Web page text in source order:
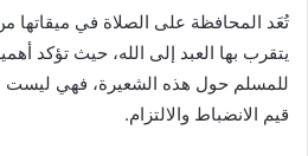
تُعَد المحافظة على الصلاة في ميقاتها
يتقرب بها العبد إلى الله، حيث تؤكد
للمسلم حول هذه الشعيرة، فهي ليست
قيم الانضباط والالتزام.